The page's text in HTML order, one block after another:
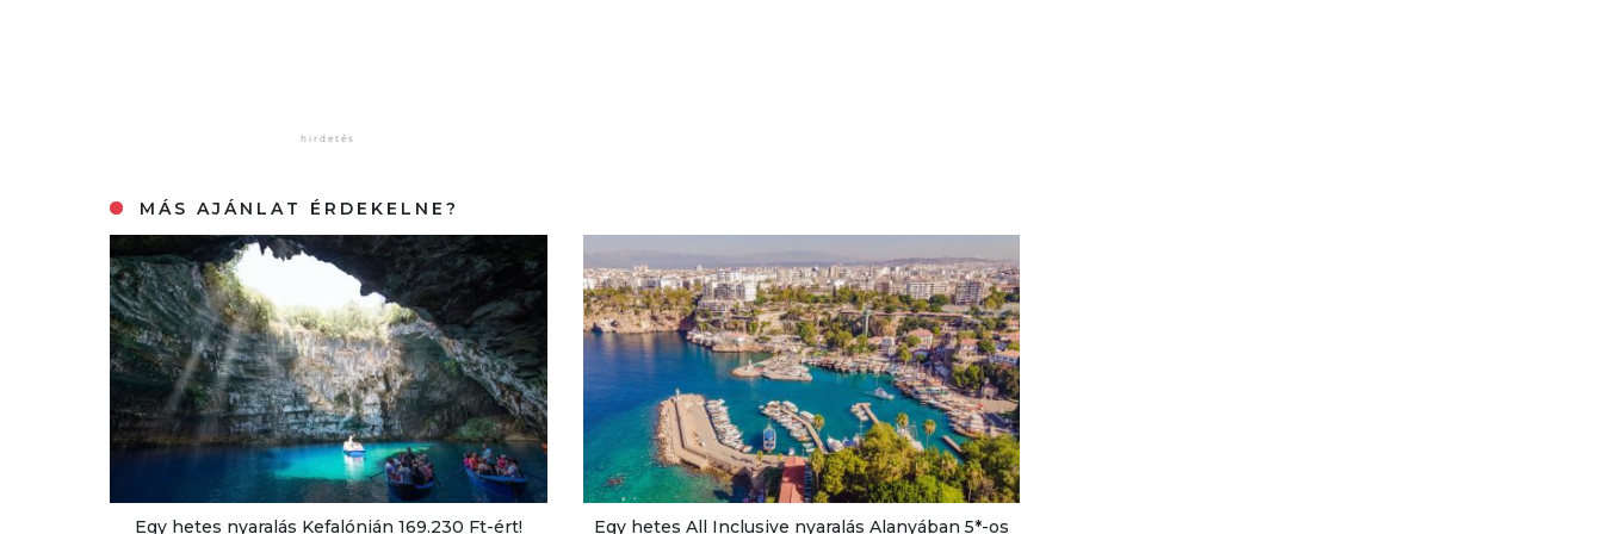
MÁS AJÁNLAT ÉRDEKELNE?
Egy hetes nyaralás Kefalónián 169.230 Ft-ért! Egy hetes All Inclusive nyaralás Alanyában 5*-os